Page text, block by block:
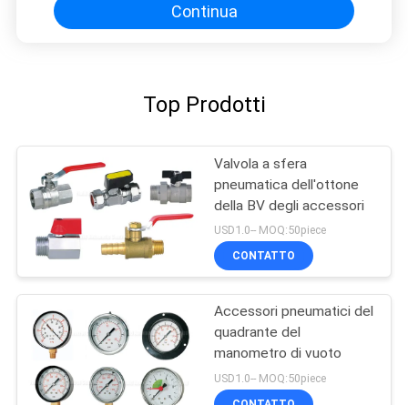
Continua
Top Prodotti
Valvola a sfera
pneumatica dell'ottone
della BV degli accessori
USD1.0-- MOQ:50piece
CONTATTO
Accessori pneumatici del
quadrante del
manometro di vuoto
USD1.0-- MOQ:50piece